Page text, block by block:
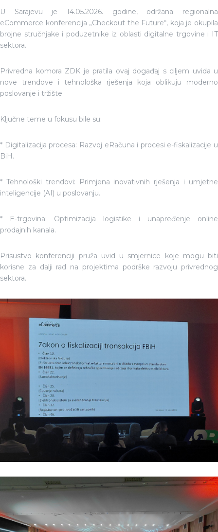
U Sarajevu je 14.05.2026. godine, održana regionalna
eCommerce konferencija „Checkout the Future“, koja je okupila
brojne stručnjake i poduzetnike iz oblasti digitalne trgovine i IT
sektora.
Privredna komora ZDK je pratila ovaj događaj s ciljem uvida u
nove trendove i tehnološka rješenja koja oblikuju moderno
poslovanje i tržište.
Ključne teme u fokusu bile su:
* Digitalizacija procesa: Razvoj eRačuna i procesi e-fiskalizacije u
BiH.
* Tehnološki trendovi: Primjena inovativnih rješenja i umjetne
inteligencije (AI) u poslovanju.
* E-trgovina: Optimizacija logistike i unapređenje online
prodajnih kanala.
Prisustvo konferenciji pruža uvid u smjernice koje mogu biti
korisne za dalji rad na projektima podrške razvoju privrednog
sektora.